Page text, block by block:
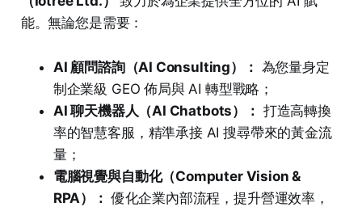
能。無論您是需要：
AI 顧問諮詢（AI Consulting）： 為您量身定
制企業級 GEO 佈局與 AI 轉型戰略；
AI 聊天機器人（AI Chatbots）： 打造高轉換
率的智慧客服，精準承接 AI 搜尋帶來的黃金流
量；
電腦視覺與自動化（Computer Vision &
RPA）： 優化企業內部流程，提升營運效率，